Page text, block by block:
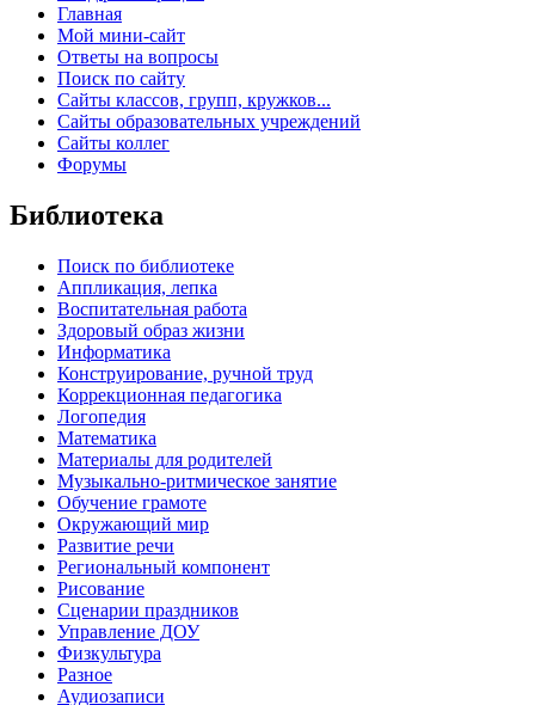
Главная
Мой мини-сайт
Ответы на вопросы
Поиск по сайту
Сайты классов, групп, кружков...
Сайты образовательных учреждений
Сайты коллег
Форумы
Библиотека
Поиск по библиотеке
Аппликация, лепка
Воспитательная работа
Здоровый образ жизни
Информатика
Конструирование, ручной труд
Коррекционная педагогика
Логопедия
Математика
Материалы для родителей
Музыкально-ритмическое занятие
Обучение грамоте
Окружающий мир
Развитие речи
Региональный компонент
Рисование
Сценарии праздников
Управление ДОУ
Физкультура
Разное
Аудиозаписи